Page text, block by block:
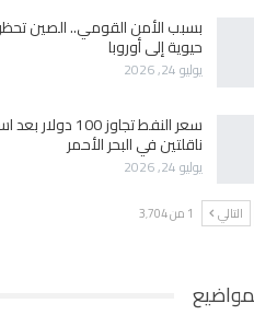
بسبب الأمن القومي.. الصين
حيوية إلى أوروبا
يوليو 24, 2026
سعر النفط تجاوز 100
ناقلتين في البحر الأحمر
يوليو 24, 2026
التالي 1 من 3٬704